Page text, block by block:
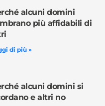
alcuni domini
più affidabili di
di più »
alcuni domini si
e altri no